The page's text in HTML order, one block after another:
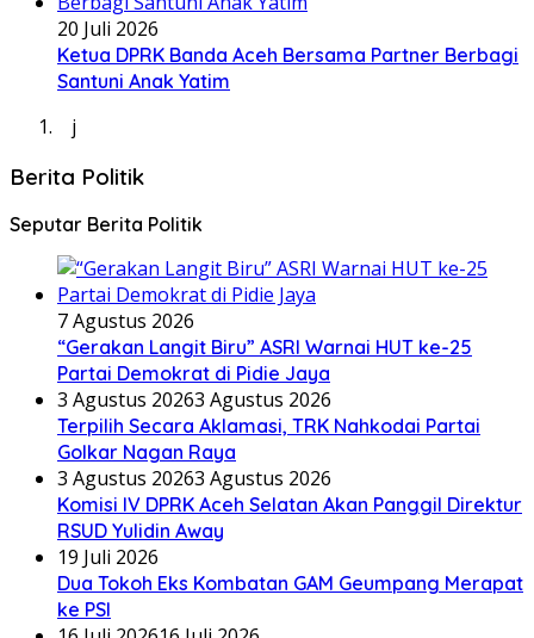
20 Juli 2026
Ketua DPRK Banda Aceh Bersama Partner Berbagi
Santuni Anak Yatim
j
Berita Politik
Seputar Berita Politik
7 Agustus 2026
“Gerakan Langit Biru” ASRI Warnai HUT ke-25
Partai Demokrat di Pidie Jaya
3 Agustus 20263 Agustus 2026
Terpilih Secara Aklamasi, TRK Nahkodai Partai
Golkar Nagan Raya
3 Agustus 20263 Agustus 2026
Komisi IV DPRK Aceh Selatan Akan Panggil Direktur
RSUD Yulidin Away
19 Juli 2026
Dua Tokoh Eks Kombatan GAM Geumpang Merapat
ke PSI